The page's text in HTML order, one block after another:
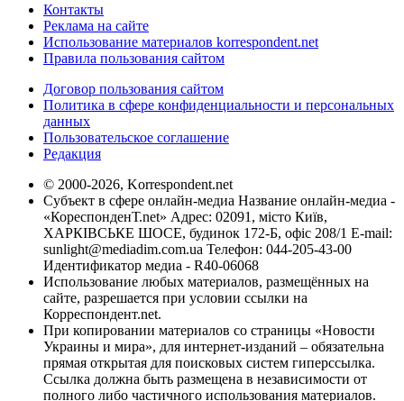
Контакты
Реклама на сайте
Использование материалов korrespondent.net
Правила пользования сайтом
Договор пользования сайтом
Политика в сфере конфиденциальности и персональных
данных
Пользовательское соглашение
Редакция
© 2000-2026, Korrespondent.net
Субъект в сфере онлайн-медиа Название онлайн-медиа -
«КореспонденТ.net» Адрес: 02091, місто Київ,
ХАРКІВСЬКЕ ШОСЕ, будинок 172-Б, офіс 208/1 E-mail:
sunlight@mediadim.com.ua Телефон: 044-205-43-00
Идентификатор медиа - R40-06068
Использование любых материалов, размещённых на
сайте, разрешается при условии ссылки на
Корреспондент.net.
При копировании материалов со страницы «Новости
Украины и мира», для интернет-изданий – обязательна
прямая открытая для поисковых систем гиперссылка.
Ссылка должна быть размещена в независимости от
полного либо частичного использования материалов.